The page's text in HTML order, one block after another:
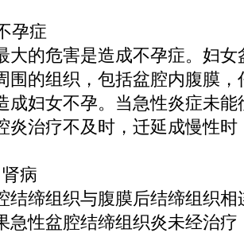
孕症
的危害是造成不孕症。妇女
围的组织，包括盆腔内腹膜
成妇女不孕。当急性炎症未
炎治疗不及时，迁延成慢性
病
缔组织与腹膜后结缔组织相
急性盆腔结缔组织炎未经治